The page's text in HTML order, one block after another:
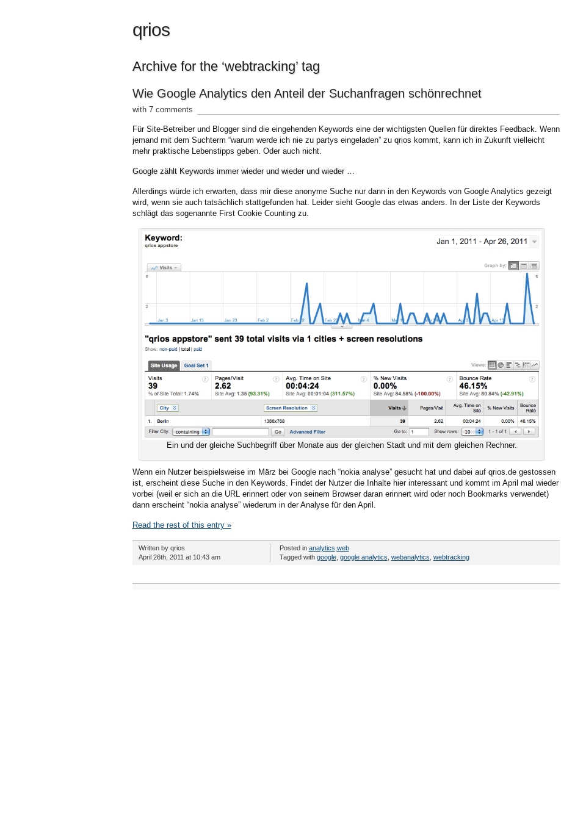
qrios
Archive for the ‘webtracking’ tag
Wie Google Analytics den Anteil der Suchanfragen schönrechnet
with 7 comments
Für Site-Betreiber und Blogger sind die eingehenden Keywords eine der wichtigsten Quellen für direktes Feedback. Wenn
jemand mit dem Suchterm “warum werde ich nie zu partys eingeladen” zu qrios kommt, kann ich in Zukunft vielleicht
mehr praktische Lebenstipps geben. Oder auch nicht.
Google zählt Keywords immer wieder und wieder und wieder …
Allerdings würde ich erwarten, dass mir diese anonyme Suche nur dann in den Keywords von Google Analytics gezeigt
wird, wenn sie auch tatsächlich stattgefunden hat. Leider sieht Google das etwas anders. In der Liste der Keywords
schlägt das sogenannte First Cookie Counting zu.
Ein und der gleiche Suchbegriff über Monate aus der gleichen Stadt und mit dem gleichen Rechner.
Wenn ein Nutzer beispielsweise im März bei Google nach “nokia analyse” gesucht hat und dabei auf qrios.de gestossen
ist, erscheint diese Suche in den Keywords. Findet der Nutzer die Inhalte hier interessant und kommt im April mal wieder
vorbei (weil er sich an die URL erinnert oder von seinem Browser daran erinnert wird oder noch Bookmarks verwendet)
dann erscheint “nokia analyse” wiederum in der Analyse für den April.
Read the rest of this entry »
Written by qrios
April 26th, 2011 at 10:43 am
Posted in analytics web
Tagged with google, google analytics webanalytics webtracking